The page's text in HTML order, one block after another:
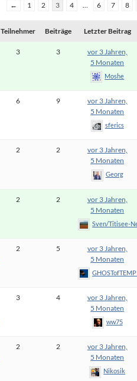
←
1 2 3 4 … 6 7 8
Teilnehmer Beiträge Letzter Beitrag
3 3
vor 3 Jahren,
5 Monaten
Moshe
6 9
vor 3 Jahren,
5 Monaten
sferics
2 2
vor 3 Jahren,
5 Monaten
Georg
2 2
vor 3 Jahren,
5 Monaten
Sven/Titisee-
2 5
vor 3 Jahren,
5 Monaten
3 4
vor 3 Jahren,
5 Monaten
ww75
2 2
vor 3 Jahren,
5 Monaten
Nikosik